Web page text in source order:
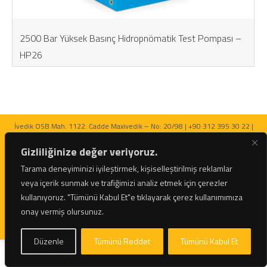
Gizliliğinize değer veriyoruz.
Tarama deneyiminizi iyileştirmek, kişiselleştirilmiş reklamlar
veya içerik sunmak ve trafiğimizi analiz etmek için çerezler
kullanıyoruz. "Tümünü Kabul Et"e tıklayarak çerez kullanımımıza
onay vermiş olursunuz.
Düzenle Tümünü Reddet Tümünü Kabul Et
2500 Bar Yüksek Basınç Hidropnömatik Test Pompası –
HP26
İvedik OSB Mah. 1122. Cadde Maxivedik – No: 20/98 | +90 312 395 30 22 |
© 2026 Netratek - Tork Anahtarları ve Hidrolik Krikolar Tüm Hakları Saklıdır.